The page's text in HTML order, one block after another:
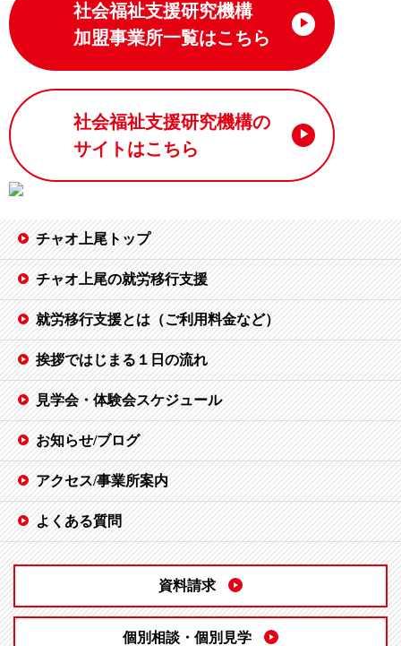
社会福祉支援研究機構
加盟事業所一覧はこちら
社会福祉支援研究機構の
サイトはこちら
チャオ上尾トップ
チャオ上尾の就労移行支援
就労移行支援とは（ご利用料金など）
挨拶ではじまる１日の流れ
見学会・体験会スケジュール
お知らせ/ブログ
アクセス/事業所案内
よくある質問
資料請求
個別相談・個別見学